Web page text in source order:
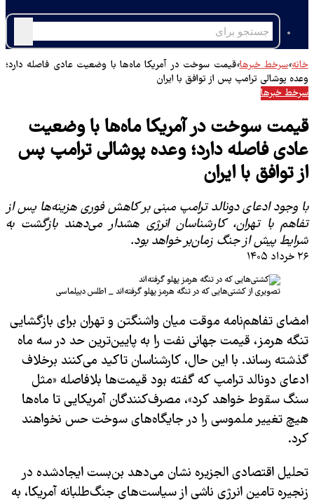
برای
خانه»سرخط خبرها»قیمت سوخت در آمریکا ماه‌ها با وضعیت عادی فاصله دارد؛
وعده پوشالی ترامپ پس از توافق با ایران
سرخط خبرها
قیمت سوخت در آمریکا ماه‌ها با وضعیت
عادی فاصله دارد؛ وعده پوشالی ترامپ پس
از توافق با ایران
با وجود ادعای دونالد ترامپ مبنی بر کاهش فوری هزینه‌ها پس از
تفاهم با تهران، کارشناسان انرژی هشدار می‌دهند بازگشت به
شرایط پیش از جنگ زمان‌بر خواهد بود.
۲۶ خرداد ۱۴۰۵
تصویری از کشتی‌هایی که در تنگه هرمز پهلو گرفته‌اند _ اطلس دیپلماسی
امضای تفاهم‌نامه موقت میان واشنگتن و تهران برای بازگشایی
تنگه هرمز، قیمت جهانی نفت را به پایین‌ترین حد در سه ماه
گذشته رساند. با این حال، کارشناسان تاکید می‌کنند برخلاف
ادعای دونالد ترامپ که گفته بود قیمت‌ها بلافاصله «مثل
سنگ سقوط خواهد کرد»، مصرف‌کنندگان آمریکایی تا ماه‌ها
هیچ تغییر ملموسی را در جایگاه‌های سوخت حس نخواهند
کرد.
تحلیل اقتصادی الجزیره نشان می‌دهد بن‌بست ایجادشده در
زنجیره تامین انرژی ناشی از سیاست‌های جنگ‌طلبانه آمریکا، به